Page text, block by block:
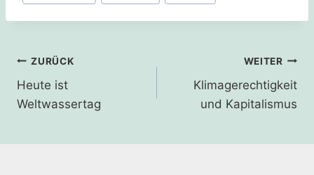
Beitragsnavigation
ZURÜCK
Heute ist
Weltwassertag
WEITER
Klimagerechtigkeit
und Kapitalismus